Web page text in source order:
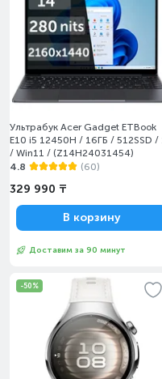
Ультрабук Acer Gadget ETBook
E10 i5 12450H / 16ГБ / 512SSD /
/ Win11 / (Z14H24031454)
4.8
(60)
329 990 ₸
В корзину
Доставим за 90 минут
-50%